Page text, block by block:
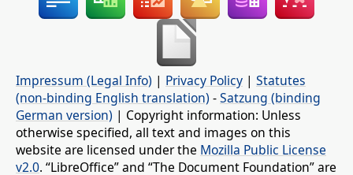
Impressum (Legal Info) | Privacy Policy | Statutes
(non-binding English translation) -Satzung (binding
German version) | Copyright information: Unless
otherwise specified, all text and images on this
website are licensed under the Mozilla Public License
v2.0. “LibreOffice” and “The Document Foundation” are